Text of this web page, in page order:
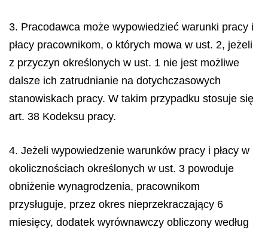
3. Pracodawca może wypowiedzieć warunki pracy i
płacy pracownikom, o których mowa w ust. 2, jeżeli
z przyczyn określonych w ust. 1 nie jest możliwe
dalsze ich zatrudnianie na dotychczasowych
stanowiskach pracy. W takim przypadku stosuje się
art. 38 Kodeksu pracy.
4. Jeżeli wypowiedzenie warunków pracy i płacy w
okolicznościach określonych w ust. 3 powoduje
obniżenie wynagrodzenia, pracownikom
przysługuje, przez okres nieprzekraczający 6
miesięcy, dodatek wyrównawczy obliczony według